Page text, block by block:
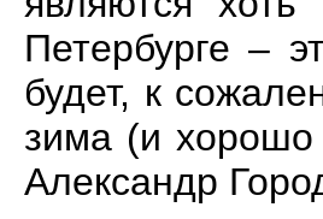
Петербурге –
будет, к
зима (и хорошо
Александр